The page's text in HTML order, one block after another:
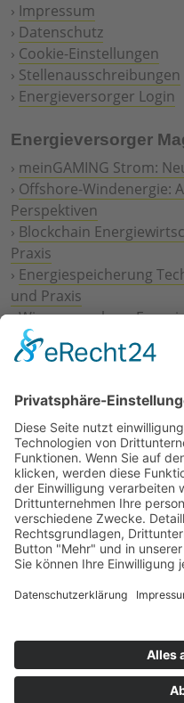
› Impressum
› Datenschutz
› Cookie-Einstellungen
› Stellenausschreibungen
› Energieversorger Login
Energieversorger
› meinGAMING Strom:
› Offshore-Windenergie:
Perspektiven
› Blockchain
Praxis
› Energiespeicherung
und Praxis
›Wie erneuerbare
Digitalisierung
Prozesse
Geschäftsmodelle
›Vorstandswechsel
befristet
›Wasserstoff-Hochlauf:
konkrete Schritte
›Solaranlage
LichtBlick installieren
Jetzt an der
Wir möchten
kostenlose Teilnahme
umgehend nach
unserer Webseite zur